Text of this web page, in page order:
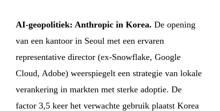
AI-geopolitiek: Anthropic in Korea. De opening
van een kantoor in Seoul met een ervaren
representative director (ex-Snowflake, Google
Cloud, Adobe) weerspiegelt een strategie van lokale
verankering in markten met sterke adoptie. De
factor 3,5 keer het verwachte gebruik plaatst Korea